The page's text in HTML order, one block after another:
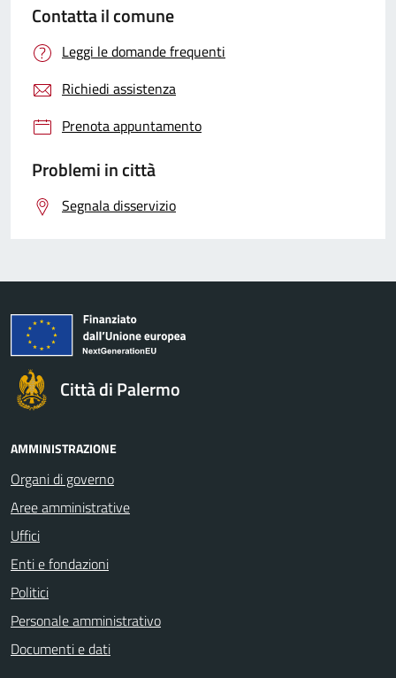
Contatta il comune
Leggi le domande frequenti
Richiedi assistenza
Prenota appuntamento
Problemi in città
Segnala disservizio
Città di Palermo
AMMINISTRAZIONE
Organi di governo
Aree amministrative
Uffici
Enti e fondazioni
Politici
Personale amministrativo
Documenti e dati